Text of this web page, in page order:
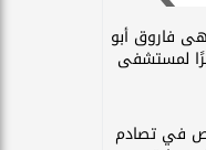
فاروق أبو
لمستشفى
في تصادم